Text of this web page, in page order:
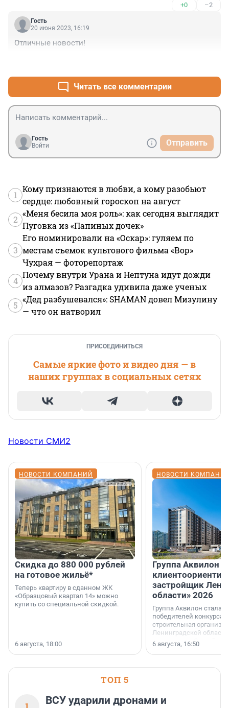
+0 –2
Гость
20 июня 2023, 16:19
Отличные новости!
Читать все комментарии
Гость
Войти
Отправить
1
Кому признаются в любви, а кому разобьют
сердце: любовный гороскоп на август
2
«Меня бесила моя роль»: как сегодня выглядит
Пуговка из «Папиных дочек»
3
Его номинировали на «Оскар»: гуляем по
местам съемок культового фильма «Вор»
Чухрая — фоторепортаж
4
Почему внутри Урана и Нептуна идут дожди
из алмазов? Разгадка удивила даже ученых
5
«Дед разбушевался»: SHAMAN довел Мизулину
— что он натворил
ПРИСОЕДИНИТЬСЯ
Самые яркие фото и видео дня — в
наших группах в социальных сетях
Новости СМИ2
НОВОСТИ КОМПАНИЙ
Скидка до 880 000 рублей
на готовое жильё*
Теперь квартиру в сданном ЖК
«Образцовый квартал 14» можно
купить со специальной скидкой.
6 августа, 18:00
НОВОСТИ
Группа Аквилон
застройщик
области» 2026
Группа Аквилон стала
победителей конкурса
строительная
Ленинградской области
номинации «Самый
застройщик
области».
6 августа, 16:50
ТОП 5
ВСУ ударили дронами и